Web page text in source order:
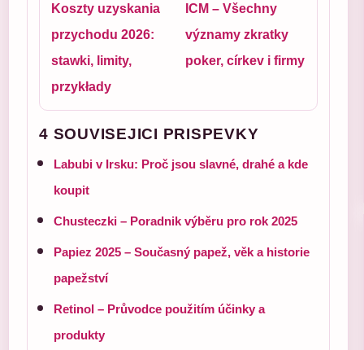
Koszty uzyskania
przychodu 2026:
stawki, limity,
przykłady
ICM – Všechny
významy zkratky
poker, církev i firmy
4 SOUVISEJICI PRISPEVKY
Labubi v Irsku: Proč jsou slavné, drahé a kde
koupit
Chusteczki – Poradnik výběru pro rok 2025
Papiez 2025 – Současný papež, věk a historie
papežství
Retinol – Průvodce použitím účinky a
produkty